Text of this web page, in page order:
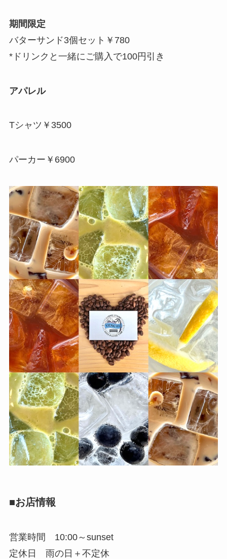
期間限定
バターサンド3個セット￥780
*ドリンクと一緒にご購入で100円引き
アパレル
Tシャツ￥3500
パーカー￥6900
■お店情報
営業時間 10:00～sunset
定休日 雨の日＋不定休